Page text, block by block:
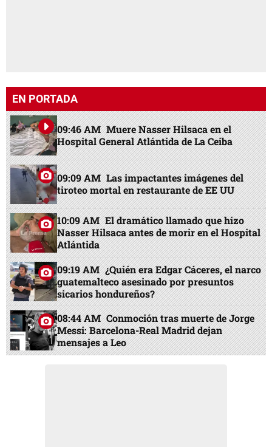
EN PORTADA
09:46 AM Muere Nasser Hilsaca en el
Hospital General Atlántida de La Ceiba
09:09 AM Las impactantes imágenes del
tiroteo mortal en restaurante de EE UU
10:09 AM El dramático llamado que hizo
Nasser Hilsaca antes de morir en el Hospital
Atlántida
09:19 AM ¿Quién era Edgar Cáceres, el narco
guatemalteco asesinado por presuntos
sicarios hondureños?
08:44 AM Conmoción tras muerte de Jorge
Messi: Barcelona-Real Madrid dejan
mensajes a Leo